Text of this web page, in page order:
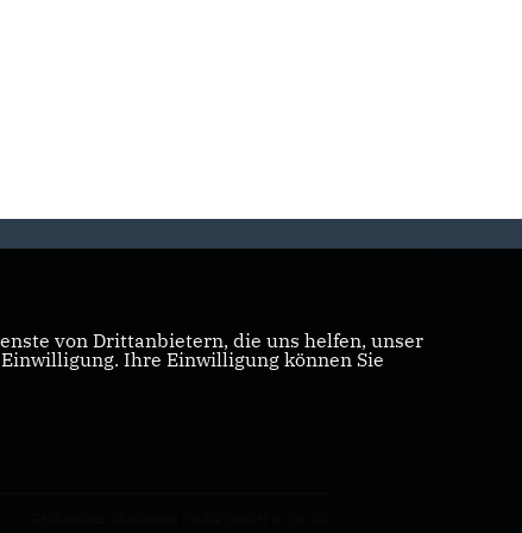
von Drittanbietern, die uns helfen, unser
Ihre Einwilligung können Sie